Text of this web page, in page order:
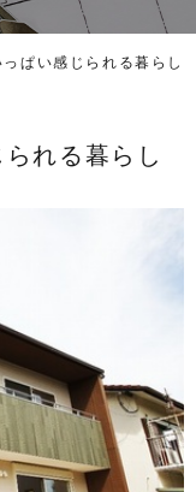
ぱい感じられる暮らし
れる暮らし